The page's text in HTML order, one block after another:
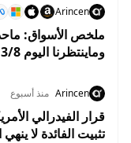
Arincen
ملخص الأسواق:
Arincen منذ أسبوع
قرار الفيدرالي
تثبيت الفائدة لا